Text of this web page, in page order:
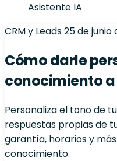
Asistente IA
CRM y Leads25 de junio
Cómo darle
conocimiento a
Personaliza el tono de
respuestas propias de
garantía, horarios y
conocimiento.